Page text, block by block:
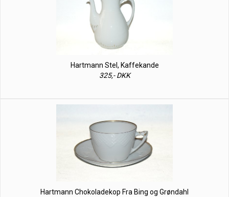
Hartmann Stel, Kaffekande
325,- DKK
Hartmann Chokoladekop Fra Bing og Grøndahl